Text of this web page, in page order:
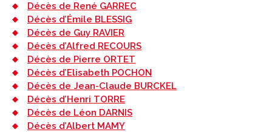
Décès de René GARREC
Décès d’Émile BLESSIG
Décès de Guy RAVIER
Décès d’Alfred RECOURS
Décès de Pierre ORTET
Décès d’Elisabeth POCHON
Décès de Jean-Claude BURCKEL
Décès d’Henri TORRE
Décès de Léon DARNIS
Décès d’Albert MAMY